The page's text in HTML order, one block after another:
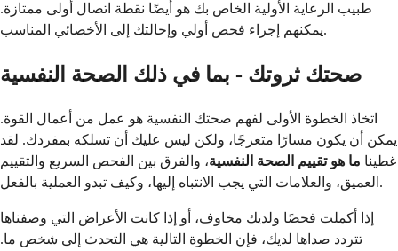
طبيب الرعاية الأولية الخاص بك هو أيضًا نقطة اتصال أولى ممتازة.
يمكنهم إجراء فحص أولي وإحالتك إلى الأخصائي المناسب.
صحتك ثروتك - بما في ذلك الصحة النفسية
اتخاذ الخطوة الأولى لفهم صحتك النفسية هو عمل من أعمال القوة.
يمكن أن يكون مسارًا متعرجًا، ولكن ليس عليك أن تسلكه بمفردك. لقد
غطينا ما هو تقييم الصحة النفسية، والفرق بين الفحص السريع والتقييم
العميق، والعلامات التي يجب الانتباه إليها، وكيف تبدو العملية بالفعل.
إذا أكملت فحصًا ولديك مخاوف، أو إذا كانت الأعراض التي وصفناها
تتردد صداها لديك، فإن الخطوة التالية هي التحدث إلى شخص ما.